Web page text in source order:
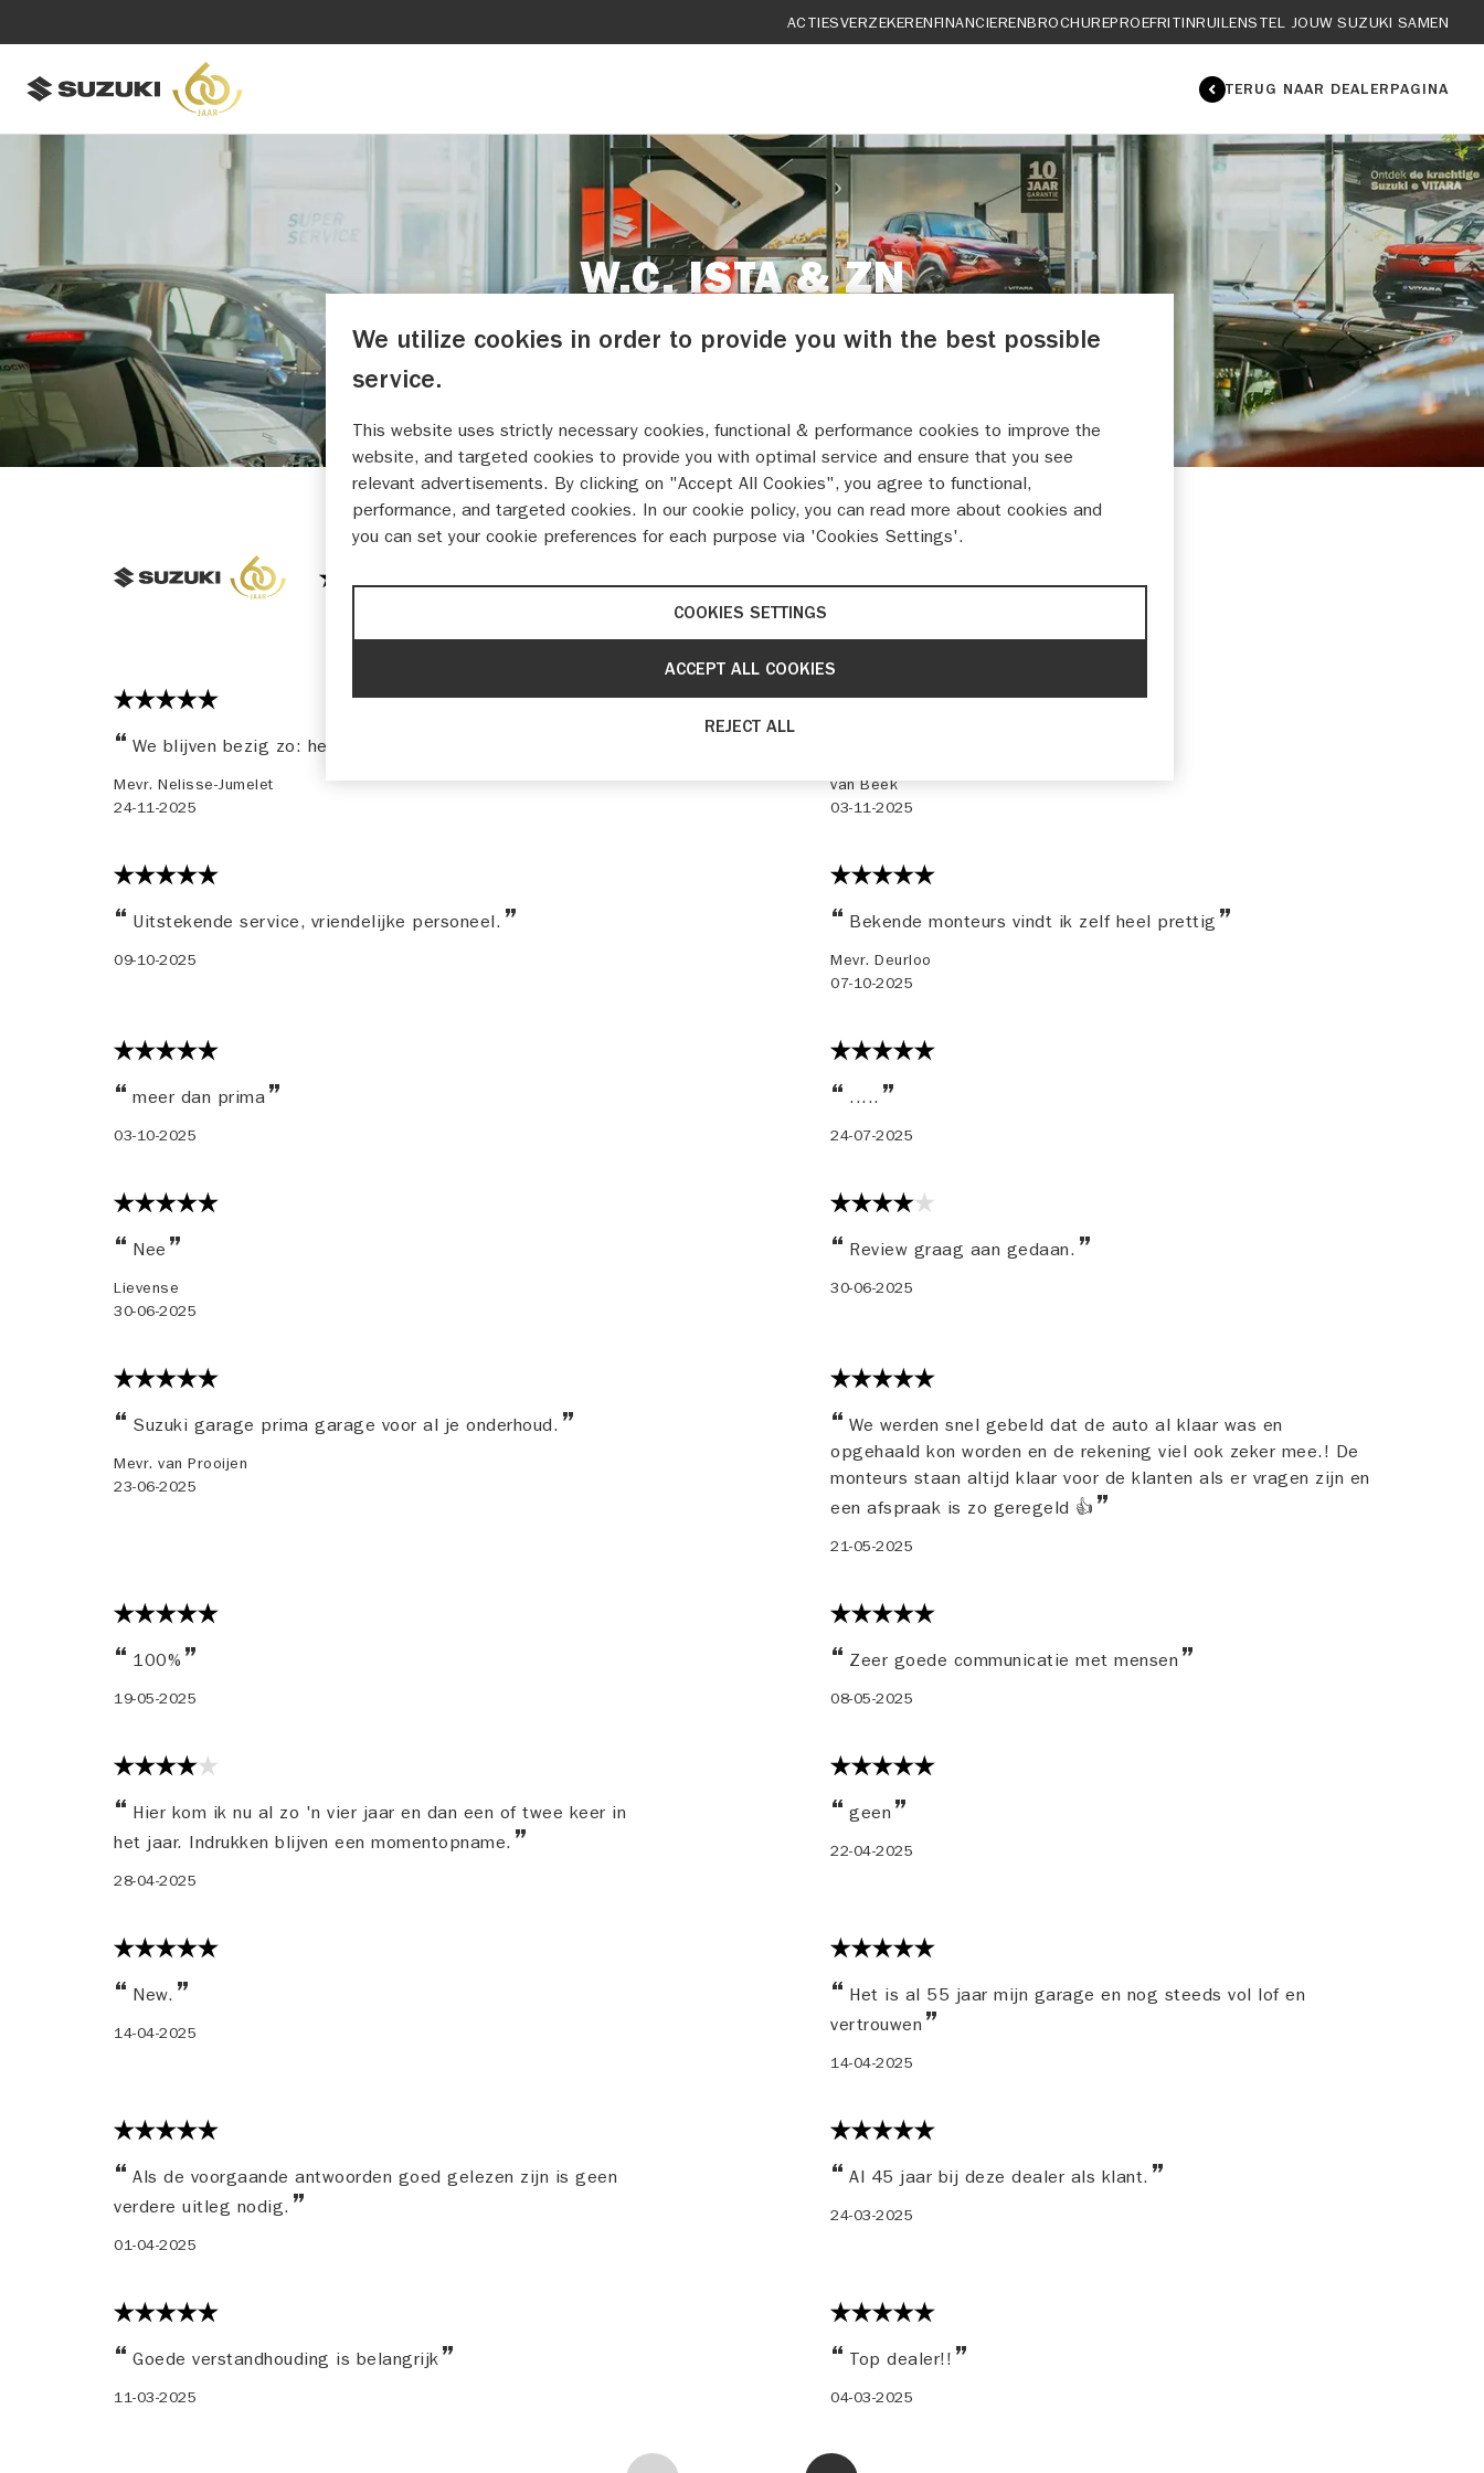
ACTIESVERZEKERENFINANCIERENBROCHUREPROEFRITINRUILENSTEL JOUW SUZUKI SAMEN
TERUG NAAR DEALERPAGINA
W.C. ISTA & ZN
REVIEWS
We blijven bezig zo: het is gewoon goed!
Mevr. Nelisse-Jumelet
24-11-2025
van Beek
03-11-2025
Uitstekende service, vriendelijke personeel.
09-10-2025
Bekende monteurs vindt ik zelf heel prettig
Mevr. Deurloo
07-10-2025
meer dan prima
03-10-2025
.....
24-07-2025
Nee
Lievense
30-06-2025
Review graag aan gedaan.
30-06-2025
Suzuki garage prima garage voor al je onderhoud.
Mevr. van Prooijen
23-06-2025
We werden snel gebeld dat de auto al klaar was en
opgehaald kon worden en de rekening viel ook zeker mee.! De
monteurs staan altijd klaar voor de klanten als er vragen zijn en
een afspraak is zo geregeld 👍
21-05-2025
100%
19-05-2025
Zeer goede communicatie met mensen
08-05-2025
Hier kom ik nu al zo 'n vier jaar en dan een of twee keer in
het jaar. Indrukken blijven een momentopname.
28-04-2025
geen
22-04-2025
New.
14-04-2025
Het is al 55 jaar mijn garage en nog steeds vol lof en
vertrouwen
14-04-2025
Als de voorgaande antwoorden goed gelezen zijn is geen
verdere uitleg nodig.
01-04-2025
Al 45 jaar bij deze dealer als klant.
24-03-2025
Goede verstandhouding is belangrijk
11-03-2025
Top dealer!!
04-03-2025
We utilize cookies in order to provide you with the best possible
service.
This website uses strictly necessary cookies, functional & performance cookies to improve the
website, and targeted cookies to provide you with optimal service and ensure that you see
relevant advertisements. By clicking on "Accept All Cookies", you agree to functional,
performance, and targeted cookies. In our cookie policy, you can read more about cookies and
you can set your cookie preferences for each purpose via 'Cookies Settings'.
COOKIES SETTINGS
REJECT ALL
ACCEPT ALL COOKIES